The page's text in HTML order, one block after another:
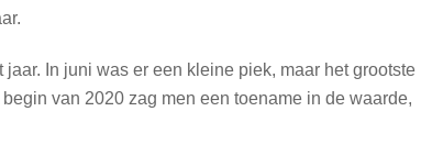
In juni was er een kleine piek, maar het grootste
van 2020 zag men een toename in de waarde,